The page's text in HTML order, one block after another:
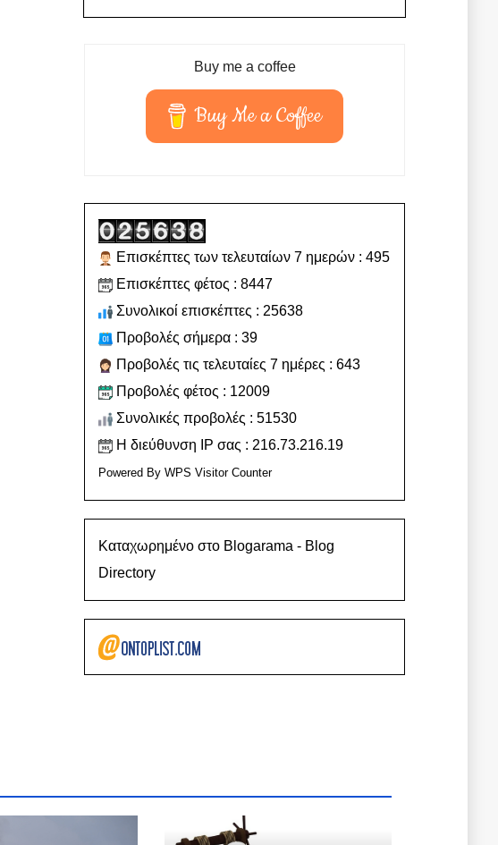
Buy me a coffee
Buy Me a Coffee
Επισκέπτες των τελευταίων 7 ημερών : 495
Επισκέπτες φέτος : 8447
Συνολικοί επισκέπτες : 25638
Προβολές σήμερα : 39
Προβολές τις τελευταίες 7 ημέρες : 643
Προβολές φέτος : 12009
Συνολικές προβολές : 51530
Η διεύθυνση IP σας : 216.73.216.19
Powered ByWPS Visitor Counter
Καταχωρημένο στο Blogarama - Blog
Directory